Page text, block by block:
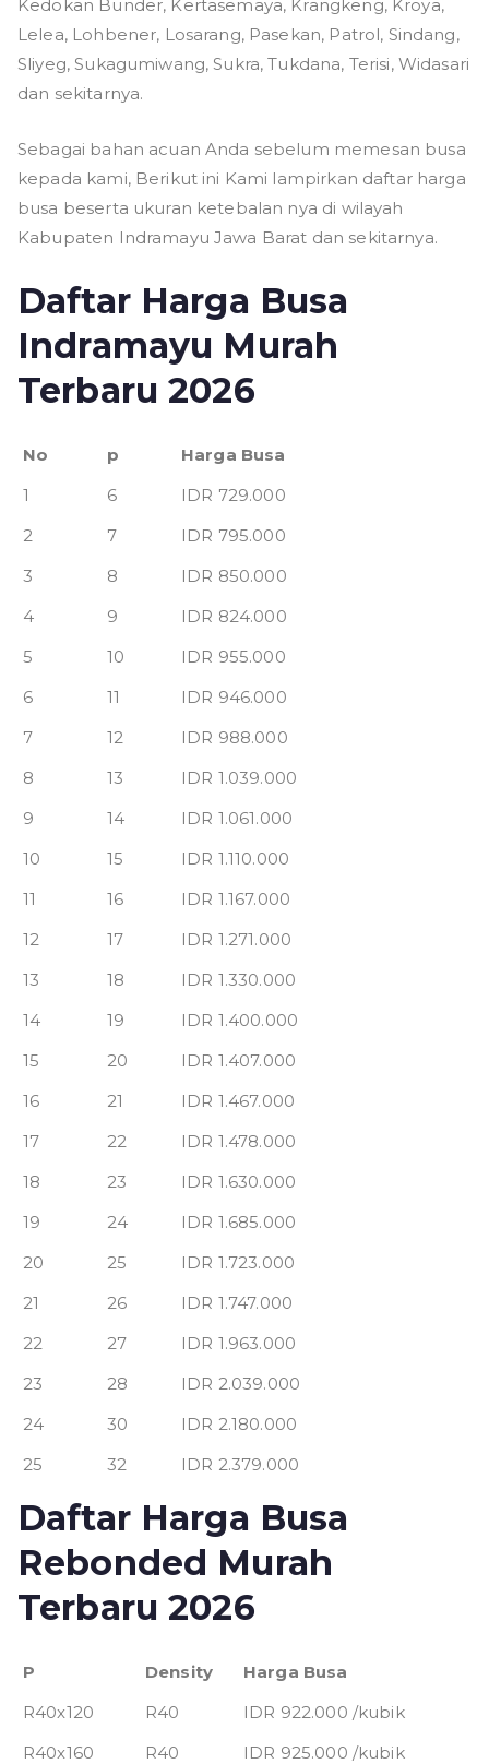
Kedokan Bunder, Kertasemaya, Krangkeng, Kroya,
Lelea, Lohbener, Losarang, Pasekan, Patrol, Sindang,
Sliyeg, Sukagumiwang, Sukra, Tukdana, Terisi, Widasari
dan sekitarnya.
Sebagai bahan acuan Anda sebelum memesan busa
kepada kami, Berikut ini Kami lampirkan daftar harga
busa beserta ukuran ketebalan nya di wilayah
Kabupaten Indramayu Jawa Barat dan sekitarnya.
Daftar Harga Busa
Indramayu Murah
Terbaru 2026
No p
Harga Busa
1
6
IDR 729.000
2
7
IDR 795.000
3
8
IDR 850.000
4
9
IDR 824.000
5
10
IDR 955.000
6
11
IDR 946.000
7
12
IDR 988.000
8
13
IDR 1.039.000
9
14
IDR 1.061.000
10
15
IDR 1.110.000
11
16
IDR 1.167.000
12
17
IDR 1.271.000
13
18
IDR 1.330.000
14
19
IDR 1.400.000
15
20
IDR 1.407.000
16
21
IDR 1.467.000
17
22
IDR 1.478.000
18
23
IDR 1.630.000
19
24
IDR 1.685.000
20
25
IDR 1.723.000
21
26
IDR 1.747.000
22
27
IDR 1.963.000
23
28
IDR 2.039.000
24
30
IDR 2.180.000
25
32 IDR 2.379.000
Daftar Harga Busa
Rebonded Murah
Terbaru 2026
P Density
Harga Busa
R40x120
R40
IDR 922.000 /kubik
R40x160
R40
IDR 925.000 /kubik